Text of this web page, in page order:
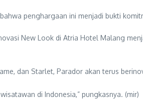
penghargaan ini menjadi bukti
New Look di Atria Hotel Malang
dan Starlet, Parador akan terus
di Indonesia,” pungkasnya. (mir)